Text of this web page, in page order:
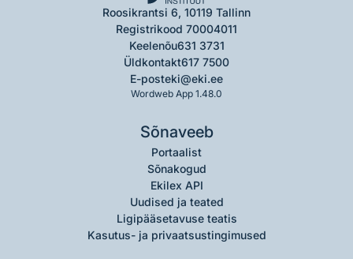
Roosikrantsi 6, 10119 Tallinn
Registrikood 70004011
Keelenõu631 3731
Üldkontakt617 7500
E-posteki@eki.ee
Wordweb App 1.48.0
Sõnaveeb
Portaalist
Sõnakogud
Ekilex API
Uudised ja teated
Ligipääsetavuse teatis
Kasutus- ja privaatsustingimused